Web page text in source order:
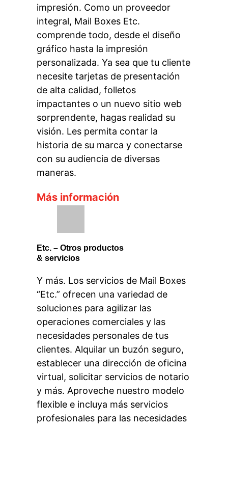
impresión. Como un proveedor
integral, Mail Boxes Etc.
comprende todo, desde el diseño
gráfico hasta la impresión
personalizada. Ya sea que tu cliente
necesite tarjetas de presentación
de alta calidad, folletos
impactantes o un nuevo sitio web
sorprendente, hagas realidad su
visión. Les permita contar la
historia de su marca y conectarse
con su audiencia de diversas
maneras.
Más información
Etc. – Otros productos
& servicios
Y más. Los servicios de Mail Boxes
“Etc.” ofrecen una variedad de
soluciones para agilizar las
operaciones comerciales y las
necesidades personales de tus
clientes. Alquilar un buzón seguro,
establecer una dirección de oficina
virtual, solicitar servicios de notario
y más. Aproveche nuestro modelo
flexible e incluya más servicios
profesionales para las necesidades